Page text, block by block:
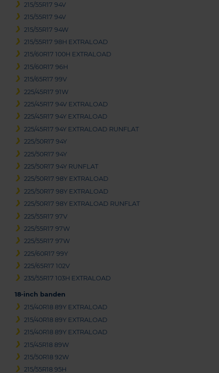
215/55R17 94V
215/55R17 94V
215/55R17 94W
215/55R17 98H EXTRALOAD
215/60R17 100H EXTRALOAD
215/60R17 96H
215/65R17 99V
225/45R17 91W
225/45R17 94V EXTRALOAD
225/45R17 94Y EXTRALOAD
225/45R17 94Y EXTRALOAD RUNFLAT
225/50R17 94Y
225/50R17 94Y
225/50R17 94Y RUNFLAT
225/50R17 98Y EXTRALOAD
225/50R17 98Y EXTRALOAD
225/50R17 98Y EXTRALOAD RUNFLAT
225/55R17 97V
225/55R17 97W
225/55R17 97W
225/60R17 99Y
225/65R17 102V
235/55R17 103H EXTRALOAD
18-inch banden
215/40R18 89Y EXTRALOAD
215/40R18 89Y EXTRALOAD
215/40R18 89Y EXTRALOAD
215/45R18 89W
215/50R18 92W
215/55R18 95H